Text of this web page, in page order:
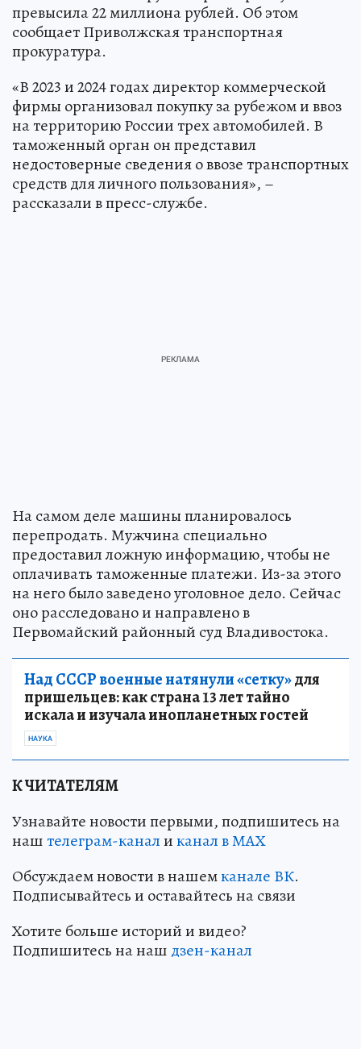
превысила 22 миллиона рублей. Об этом
сообщает Приволжская транспортная
прокуратура.
«В 2023 и 2024 годах директор коммерческой
фирмы организовал покупку за рубежом и ввоз
на территорию России трех автомобилей. В
таможенный орган он представил
недостоверные сведения о ввозе транспортных
средств для личного пользования», –
рассказали в пресс-службе.
На самом деле машины планировалось
перепродать. Мужчина специально
предоставил ложную информацию, чтобы не
оплачивать таможенные платежи. Из-за этого
на него было заведено уголовное дело. Сейчас
оно расследовано и направлено в
Первомайский районный суд Владивостока.
Над СССР военные натянули «сетку»для
пришельцев: как страна 13 лет тайно
искала и изучала инопланетных гостей
НАУКА
К ЧИТАТЕЛЯМ
Узнавайте новости первыми, подпишитесь на
наштелеграм-каналиканал в МАХ
Обсуждаем новости в нашемканале ВК.
Подписывайтесь и оставайтесь на связи
Хотите больше историй и видео?
Подпишитесь на наш дзен-канал